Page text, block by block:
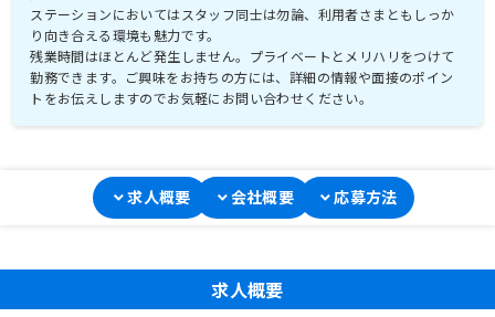
ステーションにおいてはスタッフ同士は勿論、利用者さまともしっか
り向き合える環境も魅力です。
残業時間はほとんど発生しません。プライベートとメリハリをつけて
勤務できます。ご興味をお持ちの方には、詳細の情報や面接のポイン
トをお伝えしますのでお気軽にお問い合わせください。
求人概要 会社概要 応募方法
求人概要